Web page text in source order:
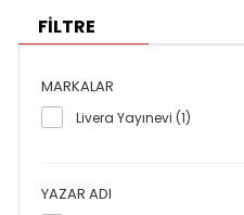
FİLTRE
MARKALAR
Livera Yayınevi (1)
YAZAR ADI